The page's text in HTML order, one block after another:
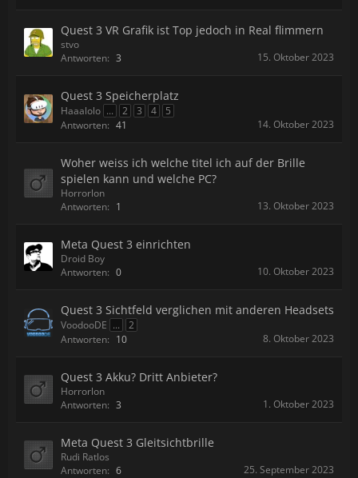
Quest 3 VR Grafik ist Top jedoch in Real flimmern
stvo
Antworten: 3 15. Oktober 2023
Quest 3 Speicherplatz
Haaalolo ... 2 3 4
5
Antworten: 41 14. Oktober 2023
Woher weiss ich welche titel ich auf der Brille
spielen kann und welche PC?
Horrorlon
Antworten: 1 13. Oktober 2023
Meta Quest 3 einrichten
Droid Boy
Antworten: 0 10. Oktober 2023
Quest 3 Sichtfeld verglichen mit anderen Headsets
VoodooDE ...
2
Antworten: 10 8. Oktober 2023
Quest 3 Akku? Dritt Anbieter?
Horrorlon
Antworten: 3 1. Oktober 2023
Meta Quest 3 Gleitsichtbrille
Rudi Ratlos
Antworten: 6 25. September 2023